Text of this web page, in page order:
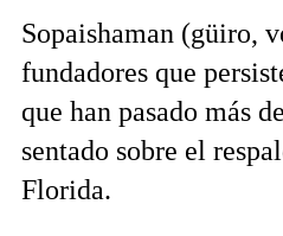
Sopaishaman (güiro,
fundadores que
que han pasado más
sentado sobre el
Florida.